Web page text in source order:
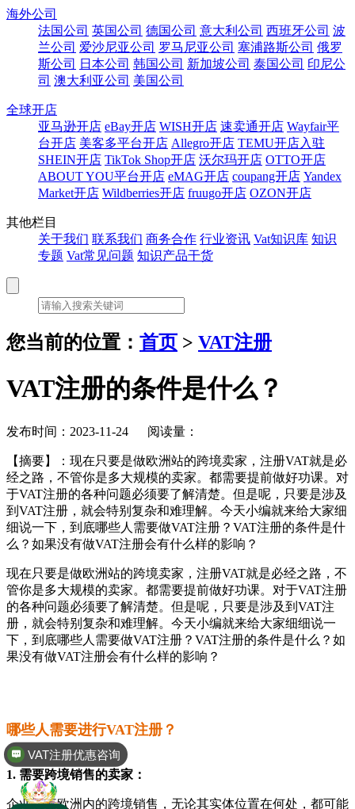
海外公司
法国公司 英国公司 德国公司 意大利公司 西班牙公司 波
兰公司 爱沙尼亚公司 罗马尼亚公司 塞浦路斯公司 俄罗
斯公司
日本公司 韩国公司 新加坡公司 泰国公司 印尼公
司 澳大利亚公司 美国公司
全球开店
亚马逊开店 eBay开店 WISH开店 速卖通开店 Wayfair平
台开店 美客多平台开店 Allegro开店 TEMU开店入驻
SHEIN开店 TikTok Shop开店 沃尔玛开店 OTTO开店
ABOUT YOU平台开店 eMAG开店 coupang开店 Yandex
Market开店 Wildberries开店 fruugo开店 OZON开店
其他栏目
关于我们 联系我们 商务合作 行业资讯 Vat知识库 知识
专题 Vat常见问题 知识产品干货
您当前的位置： 首页 > VAT注册
VAT注册的条件是什么？
发布时间：2023-11-24 阅读量：
【摘要】
：现在只要是做欧洲站的跨境卖家，注册VAT就是必
经之路，不管你是多大规模的卖家。都需要提前做好功课。对
于VAT注册的各种问题必须要了解清楚。但是呢，只要是涉及
到VAT注册，就会特别复杂和难理解。今天小编就来给大家细
细说一下，到底哪些人需要做VAT注册？VAT注册的条件是什
么？如果没有做VAT注册会有什么样的影响？
现在只要是做欧洲站的跨境卖家，注册VAT就是必经之路，不
管你是多大规模的卖家。都需要提前做好功课。对于VAT注册
的各种问题必须要了解清楚。但是呢，只要是涉及到VAT注
册，就会特别复杂和难理解。今天小编就来给大家细细说一
下，到底哪些人需要做VAT注册？VAT注册的条件是什么？如
果没有做VAT注册会有什么样的影响？
哪些人需要进行VAT注册？
1. 需要跨境销售的卖家：
企业进行欧洲内的跨境销售，无论其实体位置在何处，都可能
VAT注册优惠咨询